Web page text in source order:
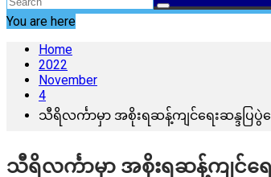
You are here
Home
2022
November
4
သီရိလင်္ကာမှာ အစိုးရဆန့်ကျင်ရေးဆန္ဒပြပွဲ
သီရိလင်္ကာမှာ အစိုးရဆန့်ကျင်ရေး